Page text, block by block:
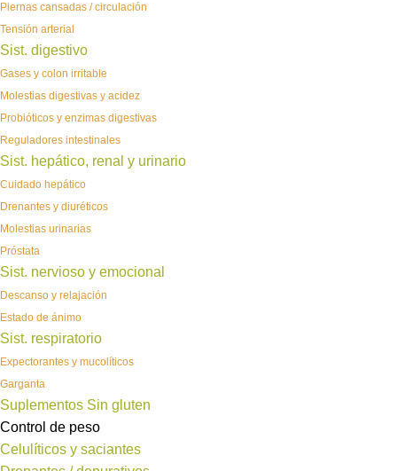
Piernas cansadas / circulación
Tensión arterial
Sist. digestivo
Gases y colon irritable
Molestias digestivas y acidez
Probióticos y enzimas digestivas
Reguladores intestinales
Sist. hepático, renal y urinario
Cuidado hepático
Drenantes y diuréticos
Molestias urinarias
Próstata
Sist. nervioso y emocional
Descanso y relajación
Estado de ánimo
Sist. respiratorio
Expectorantes y mucolíticos
Garganta
Suplementos Sin gluten
Control de peso
Celulíticos y saciantes